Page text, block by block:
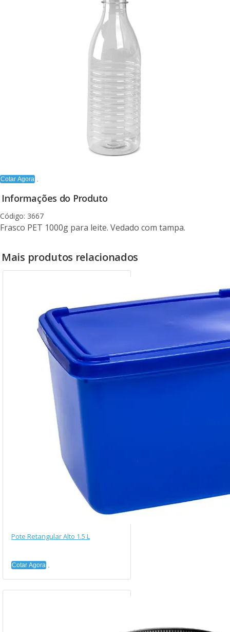
Cotar Agora
Informações do Produto
Código: 3667
Frasco PET 1000g para leite. Vedado com tampa.
Mais produtos relacionados
Pote Retangular Alto 1.5 L
Cotar Agora